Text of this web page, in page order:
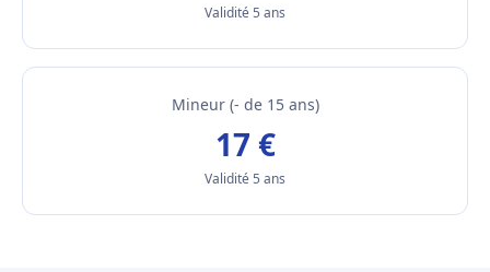
Validité 5 ans
Mineur (- de 15 ans)
17 €
Validité 5 ans